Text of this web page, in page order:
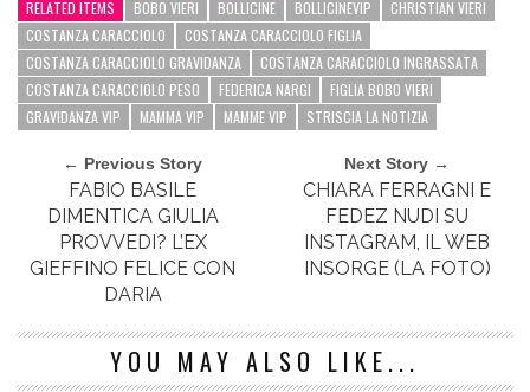
RELATED ITEMS BOBO VIERI BOLLICINE BOLLICINEVIP
CHRISTIAN VIERI
COSTANZA CARACCIOLO
COSTANZA CARACCIOLO FIGLIA
COSTANZA CARACCIOLO GRAVIDANZA
COSTANZA CARACCIOLO INGRASSATA
COSTANZA CARACCIOLO PESO
FEDERICA NARGI
FIGLIA BOBO VIERI
GRAVIDANZA VIP
MAMMA VIP MAMME VIP STRISCIA LA NOTIZIA
← Previous Story
FABIO BASILE
DIMENTICA GIULIA
PROVVEDI? L’EX
GIEFFINO FELICE CON
DARIA
Next Story →
CHIARA FERRAGNI E
FEDEZ NUDI SU
INSTAGRAM, IL WEB
INSORGE (LA FOTO)
YOU MAY ALSO LIKE...